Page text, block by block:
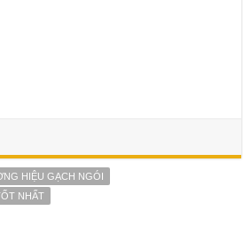
HIỆU GẠCH NGÓI
NHẤT